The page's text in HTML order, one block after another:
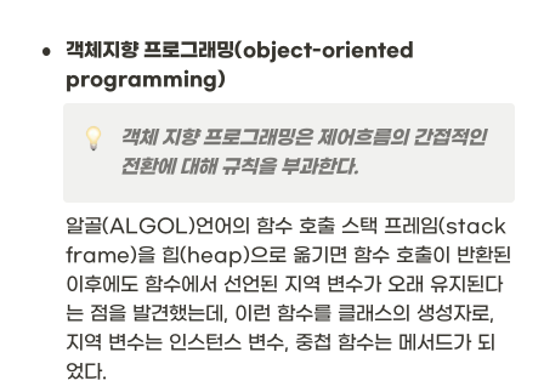
•
객체지향 프로그래밍(object-oriented
programming)
객체 지향 프로그래밍은 제어흐름의 간접적인
전환에 대해 규칙을 부과한다.
알골(ALGOL)언어의 함수 호출 스택 프레임(stack
frame)을 힙(heap)으로 옮기면 함수 호출이 반환된
이후에도 함수에서 선언된 지역 변수가 오래 유지된다
는 점을 발견했는데, 이런 함수를 클래스의 생성자로,
지역 변수는 인스턴스 변수, 중첩 함수는 메서드가 되
었다.